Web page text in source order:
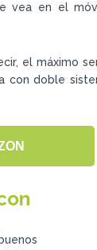
vea en el
el máximo
doble